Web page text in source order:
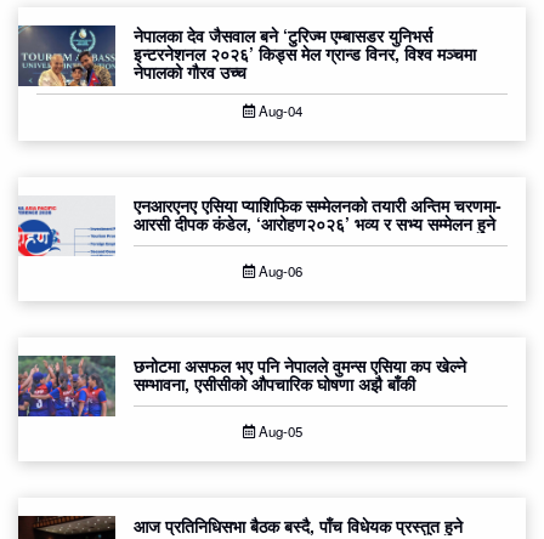
नेपालका देव जैसवाल बने ‘टुरिज्म एम्बासडर युनिभर्स
इन्टरनेशनल २०२६’ किड्स मेल ग्रान्ड विनर, विश्व मञ्चमा
नेपालको गौरव उच्च
Aug-04
एनआरएनए एसिया प्याशिफिक सम्मेलनको तयारी अन्तिम चरणमा-
आरसी दीपक कंडेल, ‘आरोहण२०२६’ भव्य र सभ्य सम्मेलन हुने
Aug-06
छनोटमा असफल भए पनि नेपालले वुमन्स एसिया कप खेल्ने
सम्भावना, एसीसीको औपचारिक घोषणा अझै बाँकी
Aug-05
आज प्रतिनिधिसभा बैठक बस्दै, पाँच विधेयक प्रस्तुत हुने